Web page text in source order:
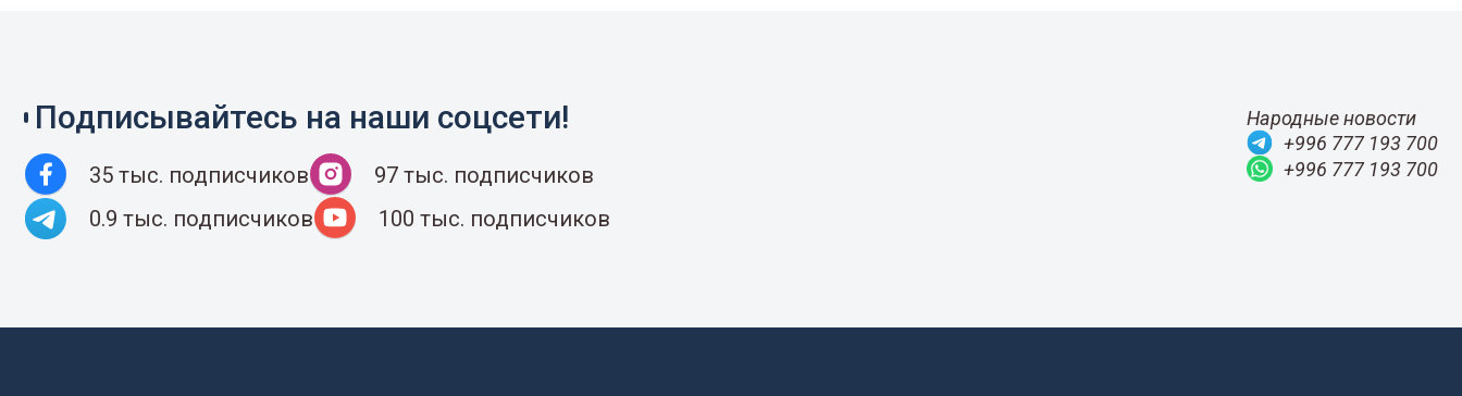
Подписывайтесь на наши соцсети!
35 тыс. подписчиков
97 тыс. подписчиков
0.9 тыс. подписчиков
100 тыс. подписчиков
Народные новости
+996 777 193 700
+996 777 193 700